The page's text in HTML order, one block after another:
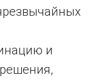
и